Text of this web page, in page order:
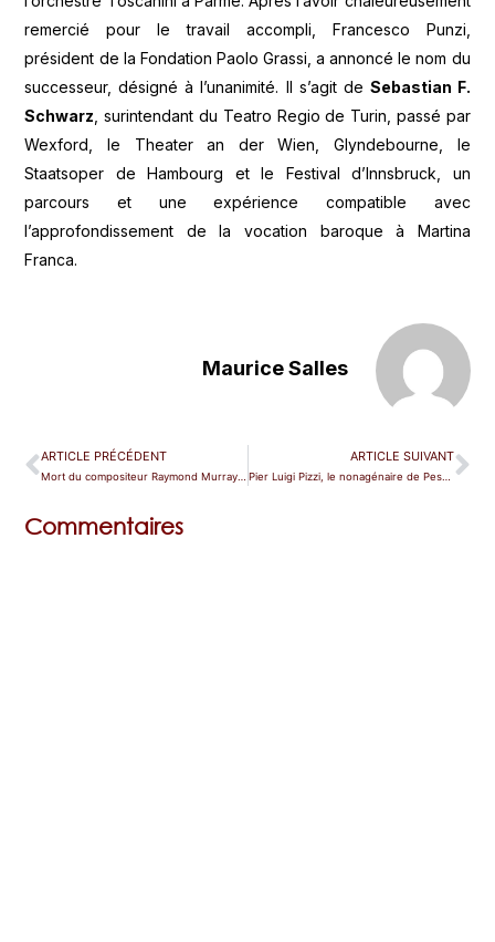
remercié pour le travail accompli, Francesco Punzi,
président de la Fondation Paolo Grassi, a annoncé le nom du
successeur, désigné à l’unanimité. Il s’agit de Sebastian F.
Schwarz , surintendant du Teatro Regio de Turin, passé par
Wexford, le Theater an der Wien, Glyndebourne, le
Staatsoper de Hambourg et le Festival d’Innsbruck, un
parcours et une expérience compatible avec
l’approfondissement de la vocation baroque à Martina
Franca.
Maurice Salles
ARTICLE PRÉCÉDENT
Mort du compositeur Raymond Murray Schafer
ARTICLE SUIVANT
Pier Luigi Pizzi, le nonagénaire de Pesaro
Commentaires